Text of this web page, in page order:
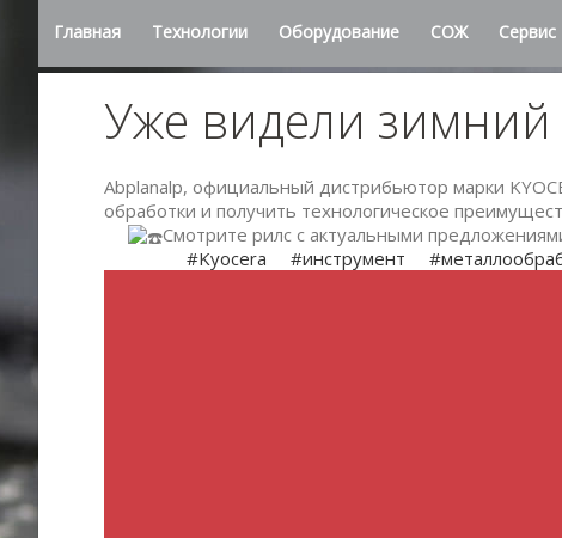
Главная Технологии Оборудование СОЖ Сервис
Уже видели зимний
Abplanalp, официальный дистрибьютор марки
обработки и получить технологическое
Смотрите рилс с актуальными
#Kyocera
#инструмент